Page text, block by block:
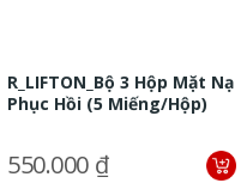
R_LIFTON_Bộ 3 Hộp Mặt Nạ
Phục Hồi (5 Miếng/hộp)
550.000 ₫